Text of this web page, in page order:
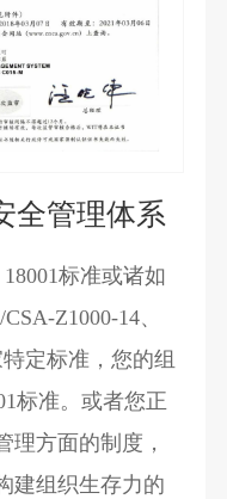
全管理体系
标准或诸如
Z1000-14、
定标准，您的组
标准。或者您正
理方面的制度，
建组织生存力的